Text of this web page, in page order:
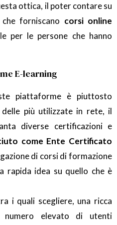
ottica, il poter contare su
forniscano corsi online
per le persone che hanno
E-learning
piattaforme è piuttosto
delle più utilizzate in rete, il
diverse certificazioni e
come Ente Certificato
di corsi di formazione
rapida idea su quello che è
i quali scegliere, una ricca
elevato di utenti